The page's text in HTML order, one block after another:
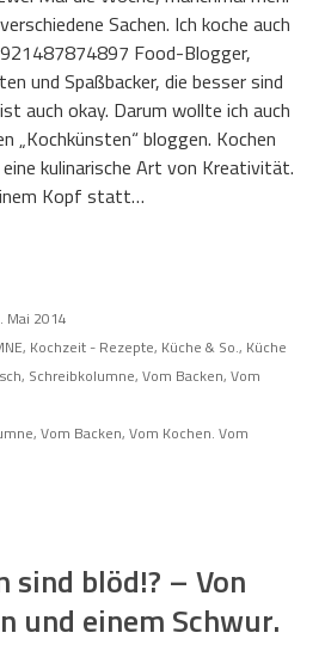
Sachen. Ich koche auch
Food-Blogger,
und Spaßbacker, die besser sind
auch okay. Darum wollte ich auch
„Kochkünsten“ bloggen. Kochen
kulinarische Art von Kreativität.
Kopf statt…
Mai 2014
, Kochzeit - Rezepte, Küche & So., Küche
, Schreibkolumne, Vom Backen, Vom
, Vom Backen, Vom Kochen. Vom
sind blöd!? – Von
und einem Schwur.